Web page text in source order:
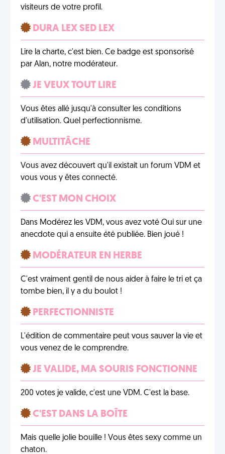
visiteurs de votre profil.
DURA LEX SED LEX
Lire la charte, c'est bien. Ce badge est sponsorisé
par Alan, notre modérateur.
JE VEUX TOUT LIRE
Vous êtes allé jusqu'à consulter les conditions
d'utilisation. Quel perfectionnisme.
MULTITÂCHE
Vous avez découvert qu'il existait un forum VDM et
vous vous y êtes connecté.
C'EST MON CHOIX
Dans Modérez les VDM, vous avez voté Oui sur une
anecdote qui a ensuite été publiée. Bien joué !
MODÉRATEUR EN HERBE
C'est vraiment gentil de nous aider à faire le tri et ça
tombe bien, il y a du boulot !
PERFECTIONNISTE
L'édition de commentaire peut vous sauver la vie et
vous venez de le comprendre.
JE VALIDE, MA SOURIS FONCTIONNE
200 votes je valide, c'est une VDM. C'est la base.
C'EST DANS LA BOÎTE
Mais quelle jolie bouille ! Vous êtes sexy comme un
chaton.